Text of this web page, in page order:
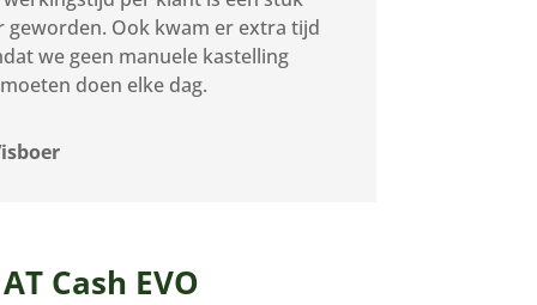
geworden. Ook kwam er extra tijd
we geen manuele kastelling
doen elke dag.
Cash EVO